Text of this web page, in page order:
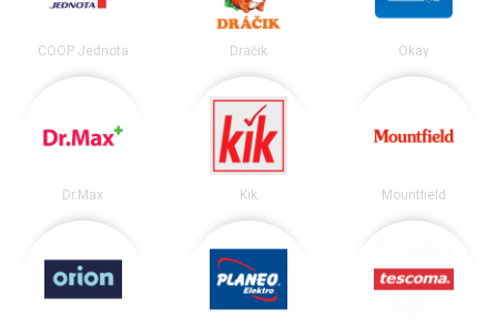
COOP Jednota Dráčik Okay
Dr.Max Kik Mountfield